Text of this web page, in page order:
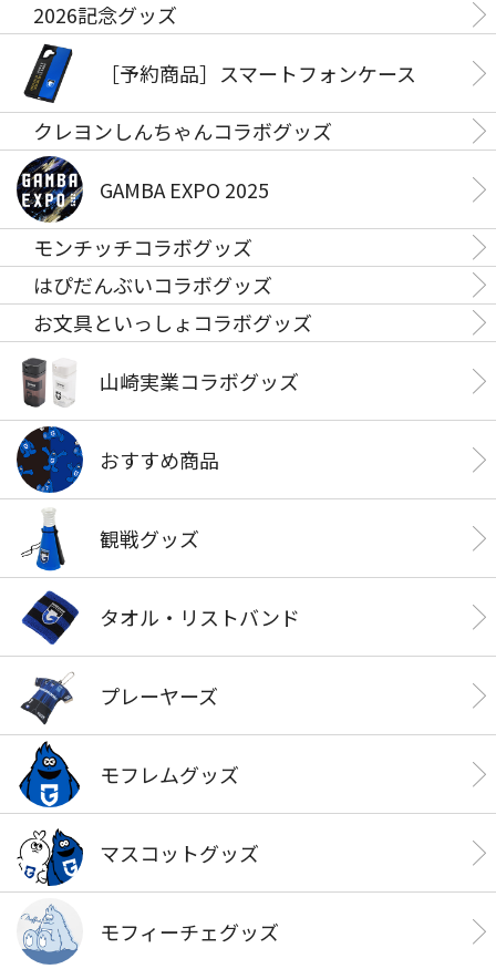
2026記念グッズ
［予約商品］スマートフォンケース
クレヨンしんちゃんコラボグッズ
GAMBA EXPO 2025
モンチッチコラボグッズ
はぴだんぶいコラボグッズ
お文具といっしょコラボグッズ
山崎実業コラボグッズ
おすすめ商品
観戦グッズ
タオル・リストバンド
プレーヤーズ
モフレムグッズ
マスコットグッズ
モフィーチェグッズ